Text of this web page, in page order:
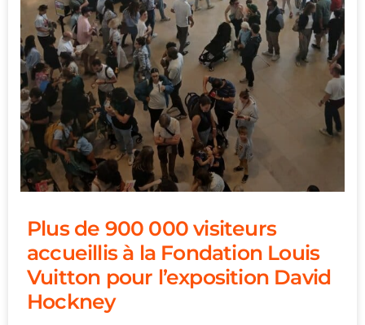
Plus de 900 000 visiteurs
accueillis à la Fondation Louis
Vuitton pour l’exposition David
Hockney